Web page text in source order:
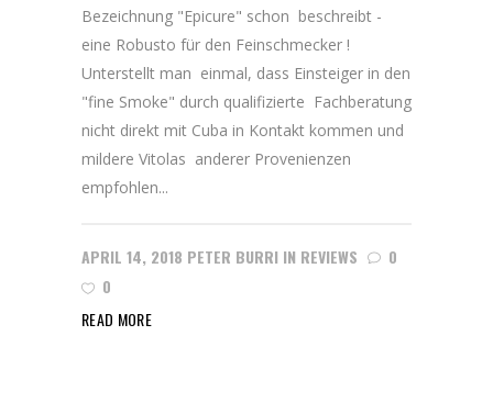
Bezeichnung "Epicure" schon beschreibt -
eine Robusto für den Feinschmecker !
Unterstellt man einmal, dass Einsteiger in den
"fine Smoke" durch qualifizierte Fachberatung
nicht direkt mit Cuba in Kontakt kommen und
mildere Vitolas anderer Provenienzen
empfohlen...
APRIL 14, 2018 PETER BURRI IN REVIEWS
0
0
READ MORE